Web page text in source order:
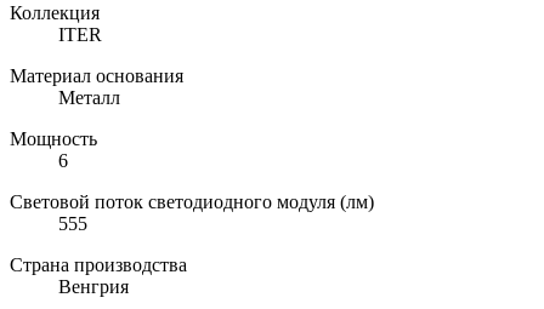
Коллекция
ITER
Материал основания
Металл
Мощность
6
Световой поток светодиодного модуля (лм)
555
Страна производства
Венгрия